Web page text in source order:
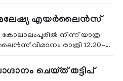
മലേഷ്യ എയര്‍ലൈന്‍സ്
കോലാലംപൂരില്‍ നിന്ന് യാത്ര
വിമാനം രാത്രി 12.20-നു
നടന്ന
വിമാനം കൊച്ചിയിലേക്ക്
തന്നെ ഏകദേശം 90
ചെയ്ത് തട്ടിപ്